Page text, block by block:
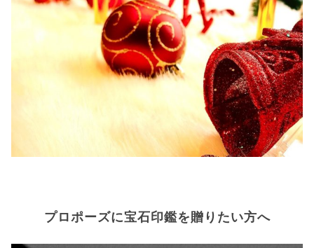
プロポーズに宝石印鑑を贈りたい方へ